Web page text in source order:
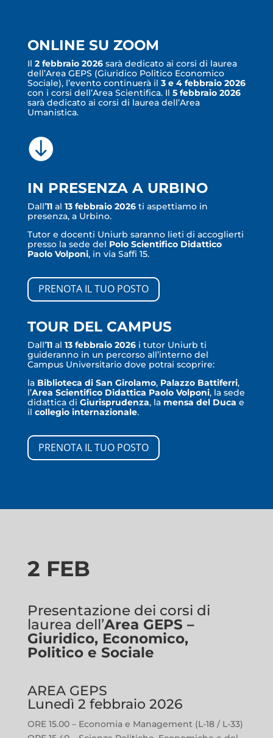
ONLINE SU ZOOM
Il 2 febbraio 2026 sarà dedicato ai corsi di laurea
dell’Area GEPS (Giuridico Politico Economico
Sociale), l’evento continuerà il 3 e 4 febbraio 2026
con i corsi dell’Area Scientifica. Il 5 febbraio 2026
sarà dedicato ai corsi di laurea dell’Area
Umanistica.

IN PRESENZA A URBINO
Dall’11 al 13 febbraio 2026 ti aspettiamo in
presenza, a Urbino.
Tutor e docenti Uniurb saranno lieti di accoglierti
presso la sede del Polo Scientifico Didattico
Paolo Volponi, in via Saffi 15.
PRENOTA IL TUO POSTO
TOUR DEL CAMPUS
Dall’11al 13 febbraio 2026i tutor Uniurb ti
guideranno in un percorso all’interno del
Campus Universitario dove potrai scoprire:
la Biblioteca di San Girolamo, Palazzo Battiferri,
l’Area Scientifico Didattica Paolo Volponi, la sede
didattica di Giurisprudenza, la mensa del Duca e
il collegio internazionale.
PRENOTA IL TUO POSTO
2 FEB
Presentazione dei corsi di
laurea dell’Area GEPS –
Giuridico, Economico,
Politico e Sociale
AREA GEPS
Lunedì 2 febbraio 2026
ORE 15.00 – Economia e Management (L-18 / L-33)